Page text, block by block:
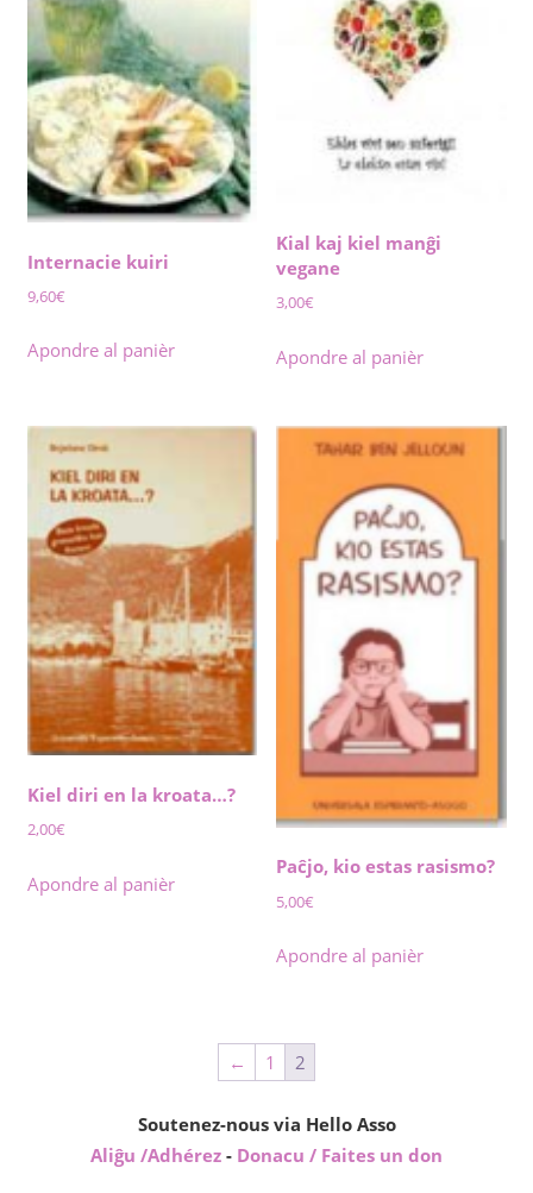
Internacie kuiri
9,60€
Apondre al panièr
Kial kaj kiel manĝi
vegane
3,00€
Apondre al panièr
Kiel diri en la kroata…?
2,00€
Apondre al panièr
Paĉjo, kio estas rasismo?
5,00€
Apondre al panièr
← 1 2
Soutenez-nous via Hello Asso
Aliĝu /Adhérez - Donacu / Faites un don